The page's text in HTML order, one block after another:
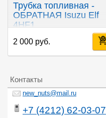
Трубка топливная -
ОБРАТНАЯ Isuzu Elf
4HF1
2 000 руб.
Контакты
new_nuts@mail.ru
+7 (4212) 62-03-07